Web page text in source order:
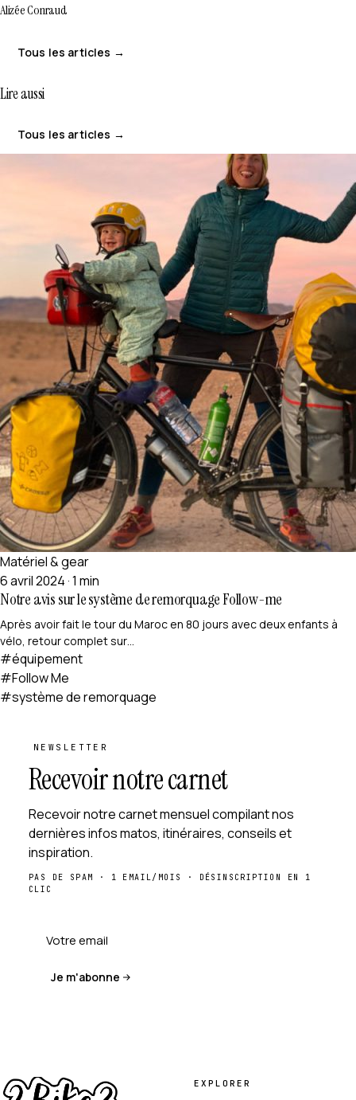
Alizée Conraud
Tous les articles →
Lire aussi
Tous les articles →
Matériel & gear
6 avril 2024·1 min
Notre avis sur le système de remorquage Follow-me
Après avoir fait le tour du Maroc en 80 jours avec deux enfants à
vélo, retour complet sur…
#équipement
#Follow Me
#système de remorquage
NEWSLETTER
Recevoir notre carnet
Recevoir notre carnet mensuel compilant nos
dernières infos matos, itinéraires, conseils et
inspiration.
PAS DE SPAM · 1 EMAIL/MOIS · DÉSINSCRIPTION EN 1
CLIC
Je m'abonne
EXPLORER